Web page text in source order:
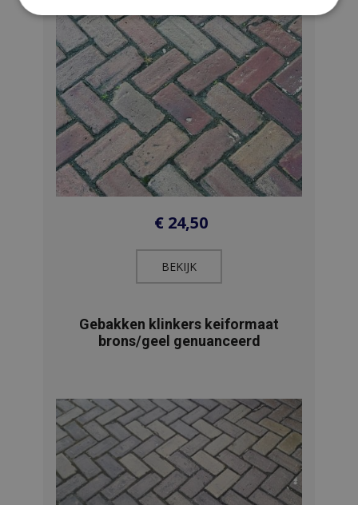
€24,50
BEKIJK​
Gebakken klinkers keiformaat
brons/geel genuanceerd